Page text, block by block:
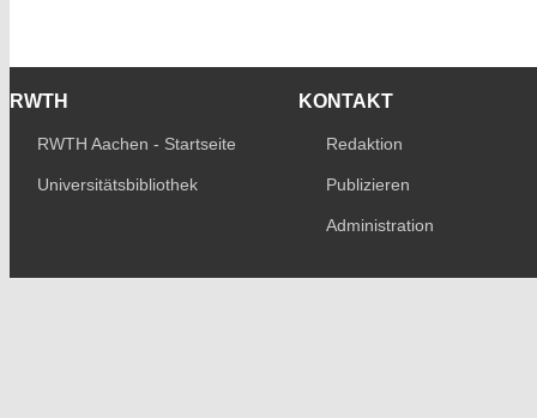
RWTH
RWTH Aachen - Startseite
Universitätsbibliothek
KONTAKT
Redaktion
Publizieren
Administration